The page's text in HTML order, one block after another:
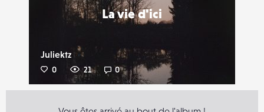
La vie d'ici
Juliektz
0 21 0